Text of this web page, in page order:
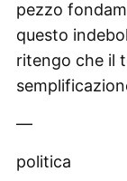
pezzo
questo
ritengo che il
—
politica